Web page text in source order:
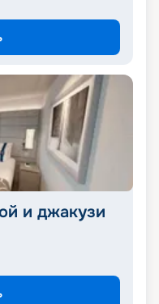
и джакузи